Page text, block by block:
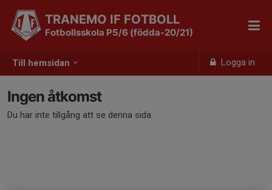
Till hemsidan Logga in
TRANEMO IF FOTBOLL
Fotbollsskola P5/6 (födda-20/21)
Ingen åtkomst
Du har inte tillgång att se denna sida.